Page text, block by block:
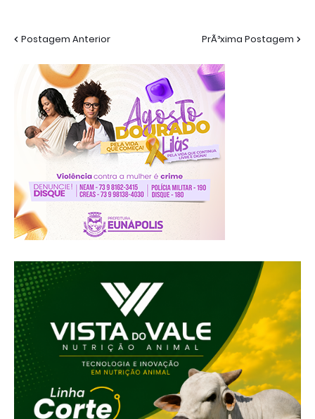
Postagem Anterior PrÃ³xima Postagem